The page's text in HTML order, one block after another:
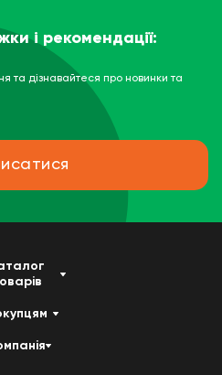
і рекомендації:
та дізнавайтеся про новинки та